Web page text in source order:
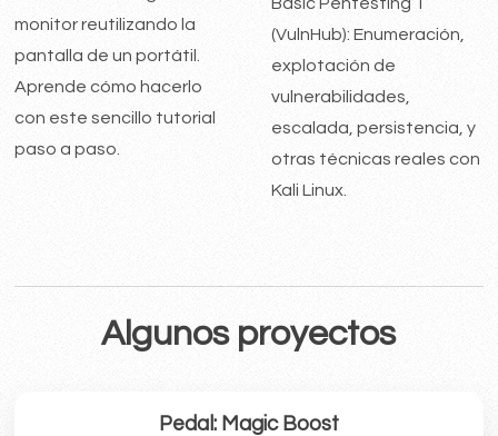
monitor reutilizando la
pantalla de un portátil.
Aprende cómo hacerlo
con este sencillo tutorial
paso a paso.
(VulnHub): Enumeración,
explotación de
vulnerabilidades,
escalada, persistencia, y
otras técnicas reales con
Kali Linux.
Algunos proyectos
Pedal: Magic Boost